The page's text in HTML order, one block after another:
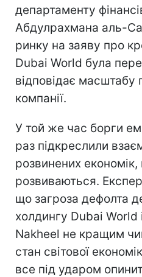
департаменту
Абдулрахмана аль-
ринку на заяву про
Dubai World була
відповідає масштабу
компанії.
У той же час борги
раз підкреслили
розвинених
розвиваються.
що загроза дефолта
холдингу Dubai World
Nakheel не кращим
стан світової
все під ударом